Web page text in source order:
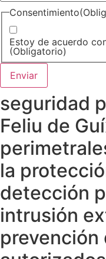
Consentimiento
Estoy de acuerdo
(Obligatorio)
seguridad
Feliu de
la
detección
intrusión
prevención